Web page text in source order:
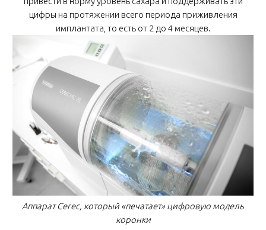
цифры на протяжении всего периода приживления
имплантата, то есть от 2 до 4 месяцев.
Аппарат Cerec, который «печатает» цифровую модель
коронки